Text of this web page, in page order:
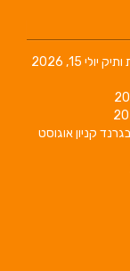
ותיק יולי 15, 2026
קניוןאוגוסט